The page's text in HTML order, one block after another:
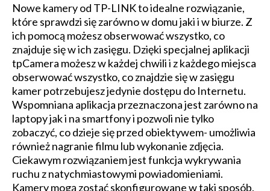
Nowe kamery od TP-LINK to idealne rozwiązanie,
które sprawdzi się zarówno w domu jaki i w biurze. Z
ich pomocą możesz obserwować wszystko, co
znajduje się w ich zasięgu. Dzięki specjalnej aplikacji
tpCamera możesz w każdej chwili i z każdego miejsca
obserwować wszystko, co znajdzie się w zasięgu
kamer potrzebujesz jedynie dostępu do Internetu.
Wspomniana aplikacja przeznaczona jest zarówno na
laptopy jak i na smartfony i pozwoli nie tylko
zobaczyć, co dzieje się przed obiektywem- umożliwia
również nagranie filmu lub wykonanie zdjęcia.
Ciekawym rozwiązaniem jest funkcja wykrywania
ruchu z natychmiastowymi powiadomieniami.
Kamery mogą zostać skonfigurowane w taki sposób,